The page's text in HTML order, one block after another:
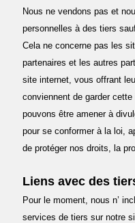
Nous ne vendons pas et
personnelles à des tiers
Cela ne concerne pas les
partenaires et les autres
site internet, vous offrant
conviennent de garder
pouvons être amener à
pour se conformer à la loi,
de protéger nos droits, la
Liens avec des
Pour le moment, nous n’
services de tiers sur notre